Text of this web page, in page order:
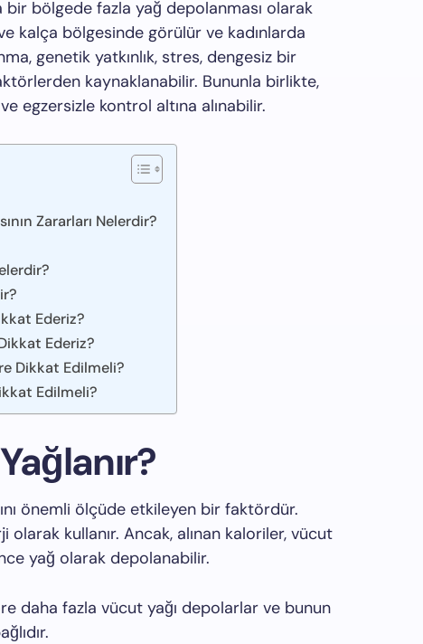
bölgede fazla yağ depolanması olarak
kalça bölgesinde görülür ve kadınlarda
genetik yatkınlık, stres, dengesiz bir
kaynaklanabilir. Bununla birlikte,
egzersizle kontrol altına alınabilir.
Zararları Nelerdir?
Ederiz?
Ederiz?
Dikkat Edilmeli?
Edilmeli?
önemli ölçüde etkileyen bir faktördür.
olarak kullanır. Ancak, alınan kaloriler, vücut
yağ olarak depolanabilir.
daha fazla vücut yağı depolarlar ve bunun